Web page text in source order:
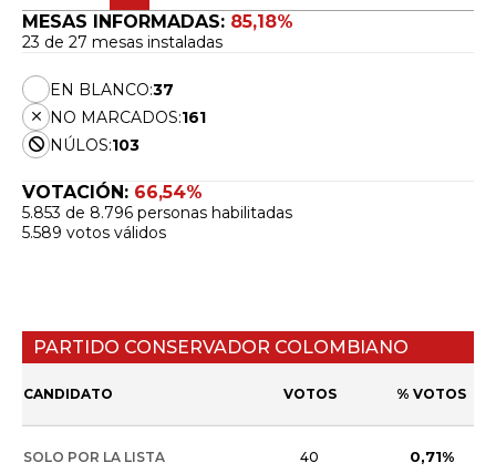
MESAS INFORMADAS: 85,18%
23 de 27 mesas instaladas
EN BLANCO:37
NO MARCADOS:161
NÚLOS:103
VOTACIÓN: 66,54%
5.853 de 8.796 personas habilitadas
5.589 votos válidos
PARTIDO CONSERVADOR COLOMBIANO
CANDIDATO VOTOS % VOTOS
SOLO POR LA LISTA 40 0,71%